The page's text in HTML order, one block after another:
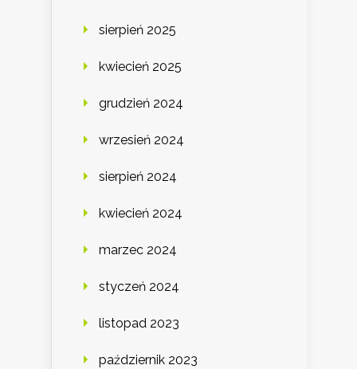
sierpień 2025
kwiecień 2025
grudzień 2024
wrzesień 2024
sierpień 2024
kwiecień 2024
marzec 2024
styczeń 2024
listopad 2023
październik 2023